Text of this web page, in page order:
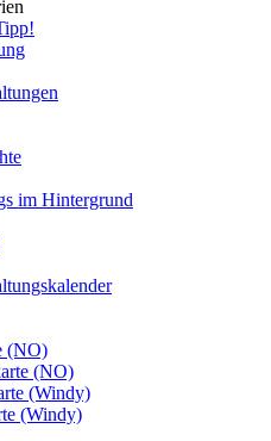
im Hintergrund
(NO)
(NO)
(Windy)
(Windy)